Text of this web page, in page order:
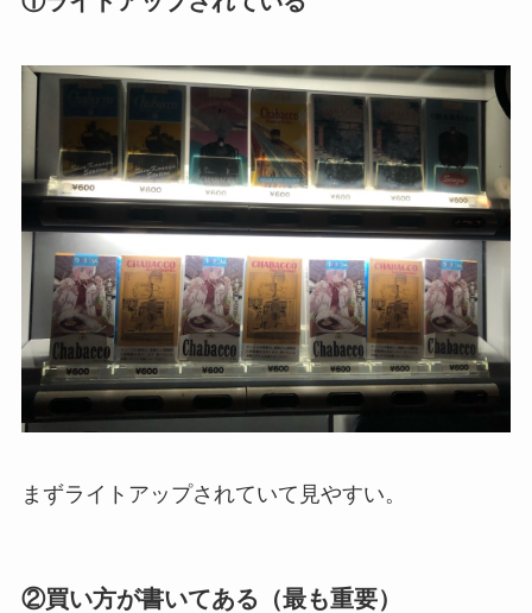
まずライトアップされていて見やすい。
②買い方が書いてある（最も重要）